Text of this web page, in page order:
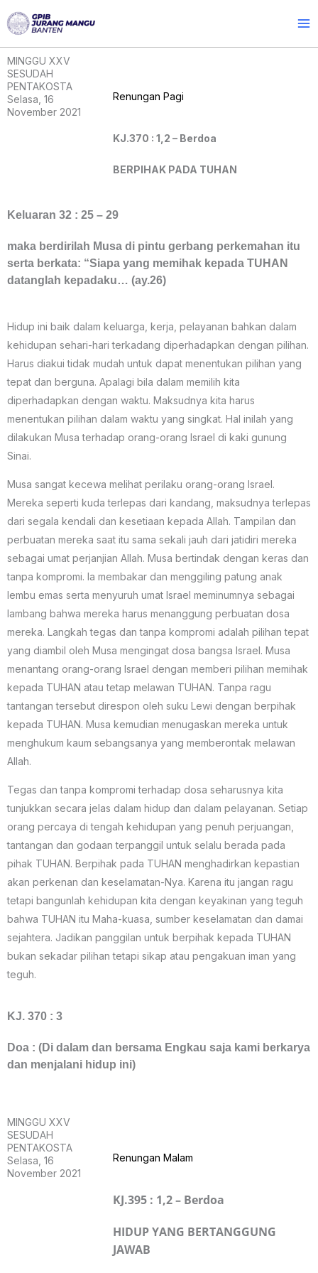
to
content
MINGGU XXV
SESUDAH
PENTAKOSTA
Selasa, 16
November 2021
Renungan Pagi
KJ.370 : 1,2 – Berdoa
BERPIHAK PADA TUHAN
Keluaran 32 : 25 – 29
maka berdirilah Musa di pintu gerbang perkemahan itu
serta berkata: “Siapa yang memihak kepada TUHAN
datanglah kepadaku… (ay.26)
Hidup ini baik dalam keluarga, kerja, pelayanan bahkan dalam
kehidupan sehari-hari terkadang diperhadapkan dengan pilihan.
Harus diakui tidak mudah untuk dapat menentukan pilihan yang
tepat dan berguna. Apalagi bila dalam memilih kita
diperhadapkan dengan waktu. Maksudnya kita harus
menentukan pilihan dalam waktu yang singkat. Hal inilah yang
dilakukan Musa terhadap orang-orang Israel di kaki gunung
Sinai.
Musa sangat kecewa melihat perilaku orang-orang Israel.
Mereka seperti kuda terlepas dari kandang, maksudnya terlepas
dari segala kendali dan kesetiaan kepada Allah. Tampilan dan
perbuatan mereka saat itu sama sekali jauh dari jatidiri mereka
sebagai umat perjanjian Allah. Musa bertindak dengan keras dan
tanpa kompromi. Ia membakar dan menggiling patung anak
lembu emas serta menyuruh umat Israel meminumnya sebagai
lambang bahwa mereka harus menanggung perbuatan dosa
mereka. Langkah tegas dan tanpa kompromi adalah pilihan tepat
yang diambil oleh Musa mengingat dosa bangsa Israel. Musa
menantang orang-orang Israel dengan memberi pilihan memihak
kepada TUHAN atau tetap melawan TUHAN. Tanpa ragu
tantangan tersebut direspon oleh suku Lewi dengan berpihak
kepada TUHAN. Musa kemudian menugaskan mereka untuk
menghukum kaum sebangsanya yang memberontak melawan
Allah.
Tegas dan tanpa kompromi terhadap dosa seharusnya kita
tunjukkan secara jelas dalam hidup dan dalam pelayanan. Setiap
orang percaya di tengah kehidupan yang penuh perjuangan,
tantangan dan godaan terpanggil untuk selalu berada pada
pihak TUHAN. Berpihak pada TUHAN menghadirkan kepastian
akan perkenan dan keselamatan-Nya. Karena itu jangan ragu
tetapi bangunlah kehidupan kita dengan keyakinan yang teguh
bahwa TUHAN itu Maha-kuasa, sumber keselamatan dan damai
sejahtera. Jadikan panggilan untuk berpihak kepada TUHAN
bukan sekadar pilihan tetapi sikap atau pengakuan iman yang
teguh.
KJ. 370 : 3
Doa : (Di dalam dan bersama Engkau saja kami berkarya
dan menjalani hidup ini)
MINGGU XXV
SESUDAH
PENTAKOSTA
Selasa, 16
November 2021
Renungan Malam
KJ.395 : 1,2 – Berdoa
HIDUP YANG BERTANGGUNG
JAWAB